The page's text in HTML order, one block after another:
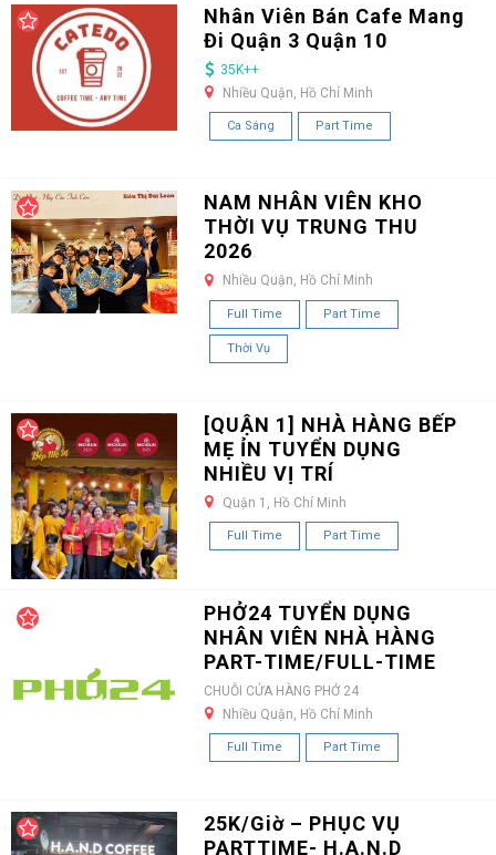
Nhân Viên Bán Cafe Mang
Đi Quận 3 Quận 10
35K++
Nhiều Quận, Hồ Chí Minh
Ca Sáng Part Time
NAM NHÂN VIÊN KHO
THỜI VỤ TRUNG THU
2026
Nhiều Quận, Hồ Chí Minh
Full Time Part Time
Thời Vụ
[QUẬN 1] NHÀ HÀNG BẾP
MẸ ỈN TUYỂN DỤNG
NHIỀU VỊ TRÍ
Quận 1, Hồ Chí Minh
Full Time Part Time
PHỞ24 TUYỂN DỤNG
NHÂN VIÊN NHÀ HÀNG
PART-TIME/FULL-TIME
CHUỖI CỬA HÀNG PHỞ 24
Nhiều Quận, Hồ Chí Minh
Full Time Part Time
25K/Giờ – PHỤC VỤ
PARTTIME- H.A.N.D